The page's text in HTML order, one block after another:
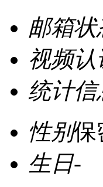
邮箱状
视频认
统计信
性别保
生日-